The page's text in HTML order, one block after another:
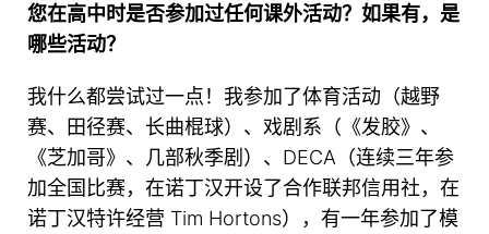
您在高中时是否参加过任何课外活动？如果有，是
哪些活动？
我什么都尝试过一点！我参加了体育活动（越野
赛、田径赛、长曲棍球）、戏剧系（《发胶》、
《芝加哥》、几部秋季剧）、DECA（连续三年参
加全国比赛，在诺丁汉开设了合作联邦信用社，在
诺丁汉特许经营 Tim Hortons），有一年参加了模